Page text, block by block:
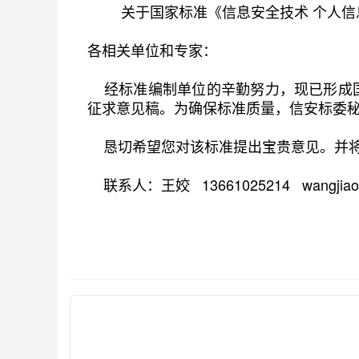
第1/10页
关于国家标准《信息安全技术 个人
各相关单位和专家：
经标准编制单位的辛勤努力，现已形成
征求意见稿。为确保标准质量，信安标委
恳切希望您对该标准提出宝贵意见。并
联系人：王姣 13661025214